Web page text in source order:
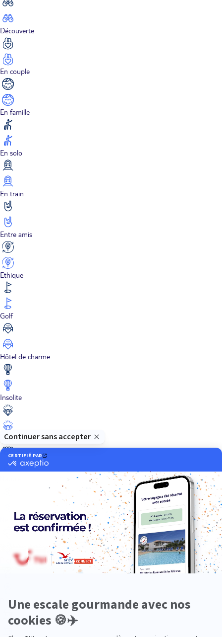
Découverte
En couple
En famille
En solo
En train
Entre amis
Ethique
Golf
Hôtel de charme
Insolite
Luxe
Neige
Plongée
Premium